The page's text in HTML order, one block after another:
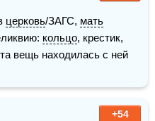
церковь/ЗАГС, мать
кольцо, крестик,
вещь находилась с ней
+54